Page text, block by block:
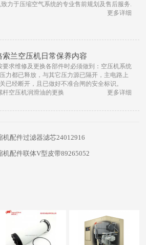
力于压缩空气系统的专业售前规划及售后服务.
更多详细
索兰空压机日常保养内容
要求维修及更换各部件时必须做到：空压机系统
力都已释放，与其它压力源已隔开，主电路上
已经断开，且已做好不准合闸的安全标识。
杆空压机润滑油的更换
更多详细
机配件过滤器滤芯24012916
配件联体V型皮带89265052